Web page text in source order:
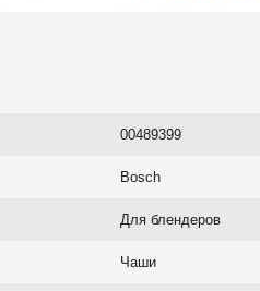
00489399
Bosch
Для блендеров
Чаши